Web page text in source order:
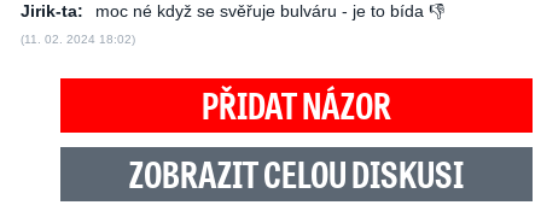
Jirik-ta: moc né když se svěřuje bulváru - je to bída 👎
(11. 02. 2024 18:02)
PŘIDAT NÁZOR
ZOBRAZIT CELOU DISKUSI